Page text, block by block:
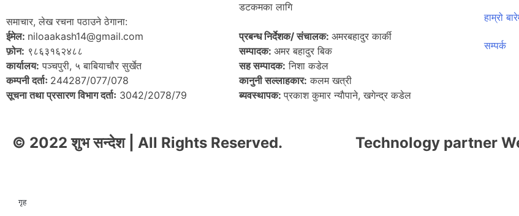
समाचार, लेख रचना पठाउने ठेगाना:
ईमेल: niloaakash14@gmail.com
फ़ोन: ९८६३१६२४८८
कार्यालय: पञ्चपुरी, ५ बाबियाचौर सुर्खेत
कम्पनी दर्ताः 244287/077/078
सूचना तथा प्रसारण विभाग दर्ताः 3042/2078/79
डटकमका लागि
प्रबन्ध निर्देशक/ संचालक: अमरबहादुर कार्की
सम्पादक: अमर बहादुर बिक
सह सम्पादक: निशा कडेल
कानुनी सल्लाहकार: कलम खत्री
ब्यवस्थापक:प्रकाश कुमार न्याैपाने, खगेन्द्र कडेल
हाम्रो
सम्पर्क
© 2022 शुभ सन्देश | All Rights Reserved. Technology partner
गृह